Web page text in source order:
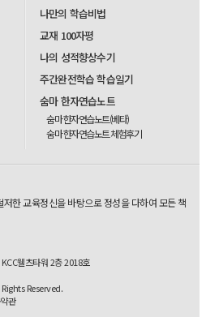
나만의 학습비법
교재 100자평
나의 성적향상수기
주간완전학습 학습일기
숨마 한자연습노트
숨마 한자연습노트(베타)
숨마 한자연습노트 체험후기
한 교육정신을 바탕으로 정성을 다하여 모든 책
웰츠타워 2층 2018호
Reserved.
관